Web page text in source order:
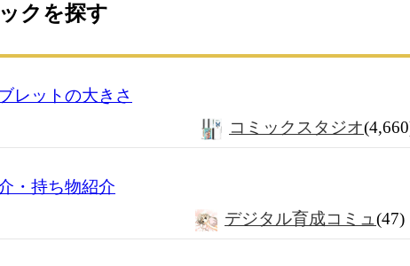
クを探す
レットの大きさ
コミックスタジオ
・持ち物紹介
デジタル育成コミュ (47)